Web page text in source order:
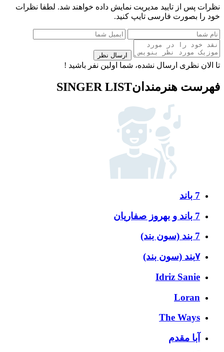
نظرات پس از تایید مدیریت نمایش داده خواهند شد. لطفا نظرات
خود را بصورت فارسی تایپ کنید.
ارسال نظر
تا الان نظری ارسال نشده، شما اولین نفر باشید !
فهرست هنرمندانSINGER LIST
7 باند
7 باند و بهروز صفاریان
7 بند (سون بند)
۷بند (سون بند)
Idriz Sanie
Loran
The Ways
آبا مقدم